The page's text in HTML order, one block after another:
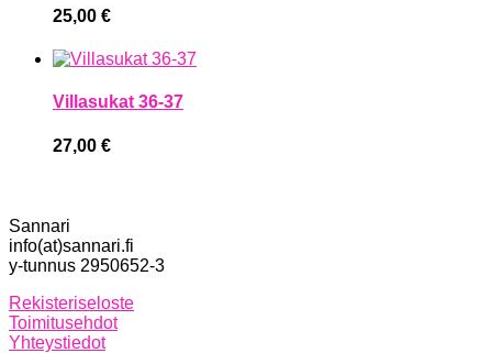
25,00 €
Villasukat 36-37
27,00 €
Sannari
info(at)sannari.fi
y-tunnus 2950652-3
Rekisteriseloste
Toimitusehdot
Yhteystiedot